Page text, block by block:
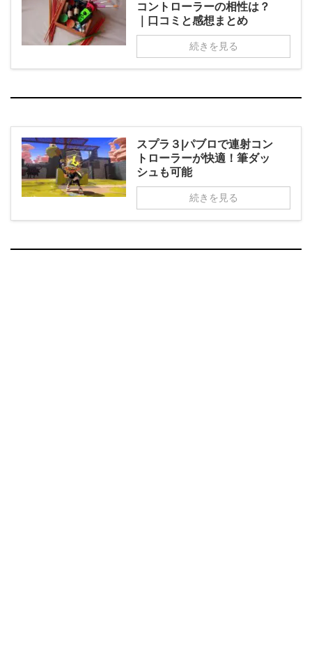
コントローラーの相性は？
｜口コミと感想まとめ
続きを見る
スプラ３|パブロで連射コン
トローラーが快適！筆ダッ
シュも可能
続きを見る